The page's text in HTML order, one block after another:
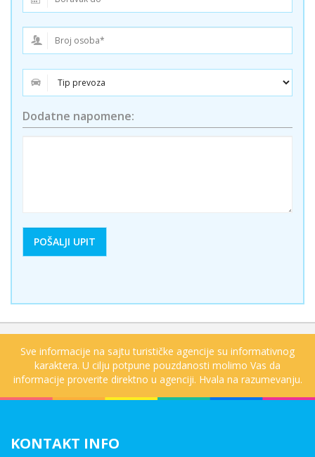
Dodatne napomene:
Sve informacije na sajtu turističke agencije su informativnog
karaktera. U cilju potpune pouzdanosti molimo Vas da
informacije proverite direktno u agenciji. Hvala na razumevanju.
KONTAKT INFO